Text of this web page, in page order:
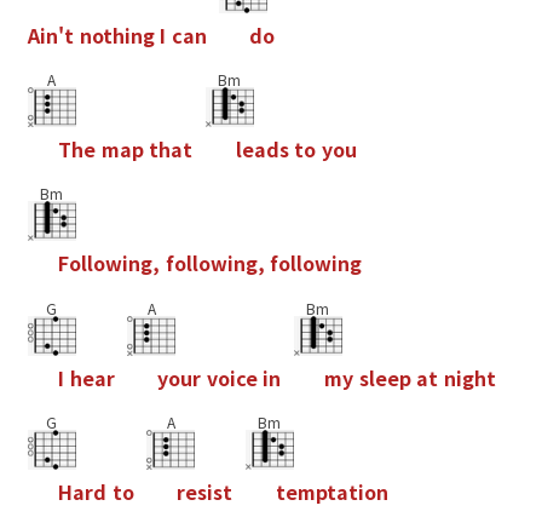
Ain't nothing I can do
A
The map that
Bm
leads to you
Bm
Following, following, following
G
I hear
A
your voice in
Bm
my sleep at night
G
Hard to
A
resist
Bm
temptation